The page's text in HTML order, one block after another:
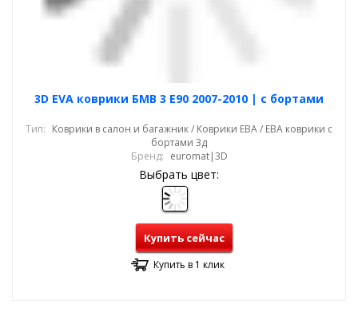
3D EVA коврики БМВ 3 Е90 2007-2010 | с бортами
Тип: Коврики в салон и багажник / Коврики ЕВА / ЕВА коврики с
бортами 3д
Бренд: euromat|3D
Выбрать цвет:
Купить сейчас
Купить в 1 клик